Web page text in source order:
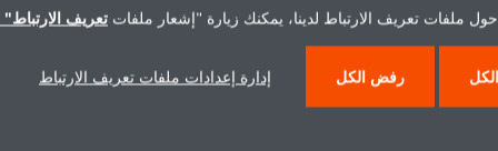
ملفات تعريف الارتباط لدينا، يمكنك زيارة "إشعار ملفات تعريف الارتباط"
رفض الكل إدارة إعدادات ملفات تعريف الارتباط